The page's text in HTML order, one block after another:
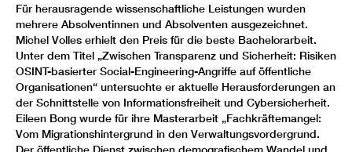
Für herausragende wissenschaftliche Leistungen wurden
mehrere Absolventinnen und Absolventen ausgezeichnet.
Michel Volles erhielt den Preis für die beste Bachelorarbeit.
Unter dem Titel „Zwischen Transparenz und Sicherheit: Risiken
OSINT-basierter Social-Engineering-Angriffe auf öffentliche
Organisationen“ untersuchte er aktuelle Herausforderungen an
der Schnittstelle von Informationsfreiheit und Cybersicherheit.
Eileen Bong wurde für ihre Masterarbeit „Fachkräftemangel:
Vom Migrationshintergrund in den Verwaltungsvordergrund.